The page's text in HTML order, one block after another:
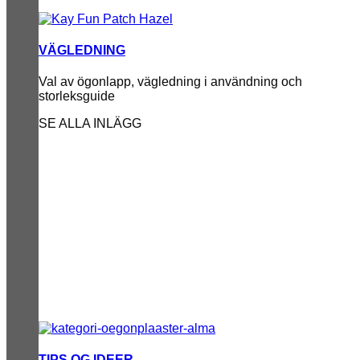
VÄGLEDNING
Val av ögonlapp, vägledning i användning och
storleksguide
SE ALLA INLÄGG